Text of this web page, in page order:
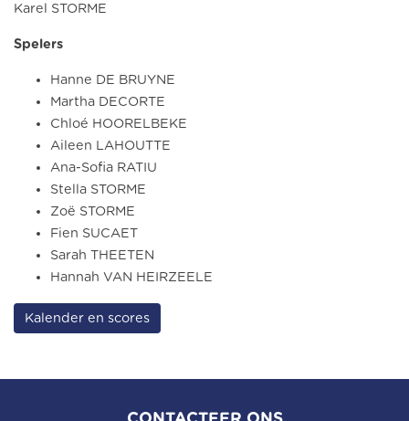
Karel STORME
Spelers
Hanne DE BRUYNE
Martha DECORTE
Chloé HOORELBEKE
Aileen LAHOUTTE
Ana-Sofia RATIU
Stella STORME
Zoë STORME
Fien SUCAET
Sarah THEETEN
Hannah VAN HEIRZEELE
Kalender en scores